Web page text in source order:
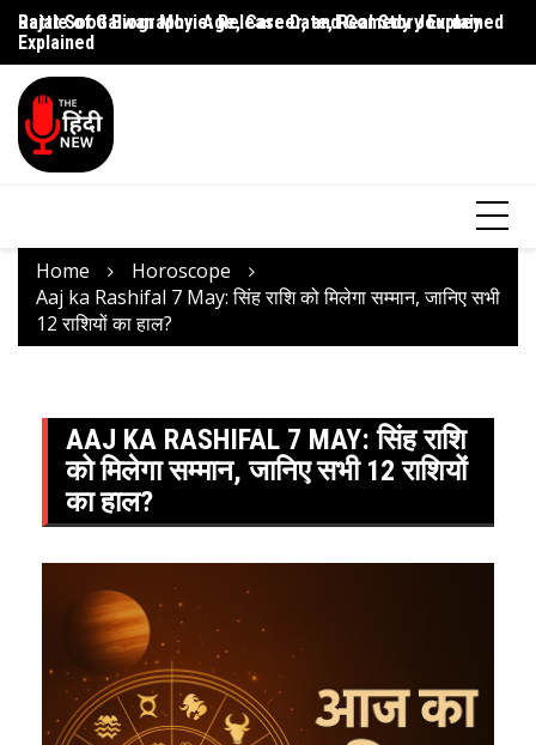
Rajat Sood Biography: Age, Career, and Comedy Journey
Explained
Battle of Galwan Movie: Release Date, Real Story Explained
Home
Horoscope
Aaj ka Rashifal 7 May: सिंह राशि को मिलेगा सम्मान, जानिए सभी
12 राशियों का हाल?
AAJ KA RASHIFAL 7 MAY: सिंह राशि
को मिलेगा सम्मान, जानिए सभी 12 राशियों
का हाल?